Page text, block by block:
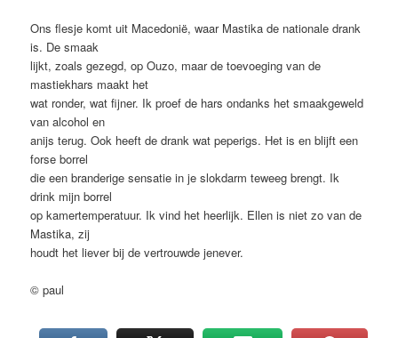
Ons flesje komt uit Macedonië, waar Mastika de nationale drank
is. De smaak
lijkt, zoals gezegd, op Ouzo, maar de toevoeging van de
mastiekhars maakt het
wat ronder, wat fijner. Ik proef de hars ondanks het smaakgeweld
van alcohol en
anijs terug. Ook heeft de drank wat peperigs. Het is en blijft een
forse borrel
die een branderige sensatie in je slokdarm teweeg brengt. Ik
drink mijn borrel
op kamertemperatuur. Ik vind het heerlijk. Ellen is niet zo van de
Mastika, zij
houdt het liever bij de vertrouwde jenever.
© paul